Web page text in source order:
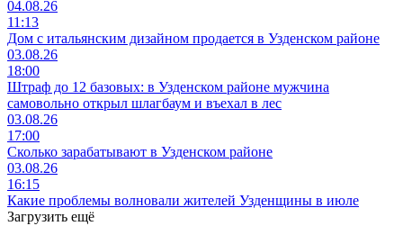
04.08.26
11:13
Дом с итальянским дизайном продается в Узденском районе
03.08.26
18:00
Штраф до 12 базовых: в Узденском районе мужчина
самовольно открыл шлагбаум и въехал в лес
03.08.26
17:00
Сколько зарабатывают в Узденском районе
03.08.26
16:15
Какие проблемы волновали жителей Узденщины в июле
Загрузить ещё